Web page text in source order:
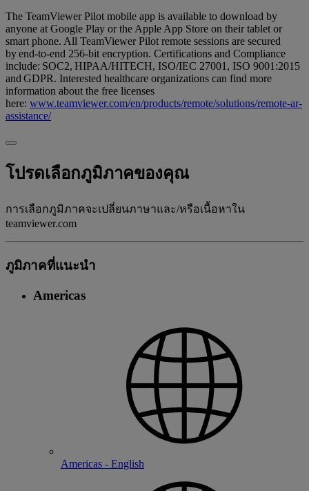
The TeamViewer Pilot mobile app is available to download by
anyone at Google Play or the Apple App Store on their tablet or
smart phone. All TeamViewer Pilot remote sessions are secured
by end-to-end 256-bit encryption. Certifications and Compliance
include: SOC2, HIPAA/HITECH, ISO/IEC 27001, ISO 9001:2015
and GDPR. Interested healthcare organizations can find more
information about the free licenses
here: www.teamviewer.com/en/products/remote/solutions/remote-ar-
assistance/
โปรดเลือกภูมิภาคของคุณ
การเลือกภูมิภาคจะเปลี่ยนภาษาและ/หรือเนื้อหาใน
teamviewer.com
ภูมิภาคที่แนะนํา
Americas
Americas - English